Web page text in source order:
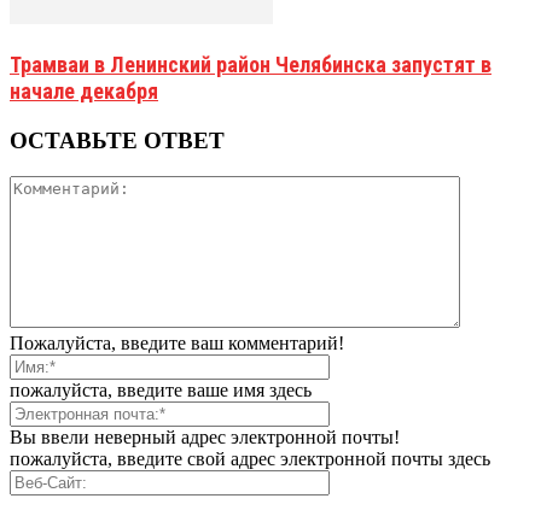
Трамваи в Ленинский район Челябинска запустят в
начале декабря
ОСТАВЬТЕ ОТВЕТ
Пожалуйста, введите ваш комментарий!
пожалуйста, введите ваше имя здесь
Вы ввели неверный адрес электронной почты!
пожалуйста, введите свой адрес электронной почты здесь